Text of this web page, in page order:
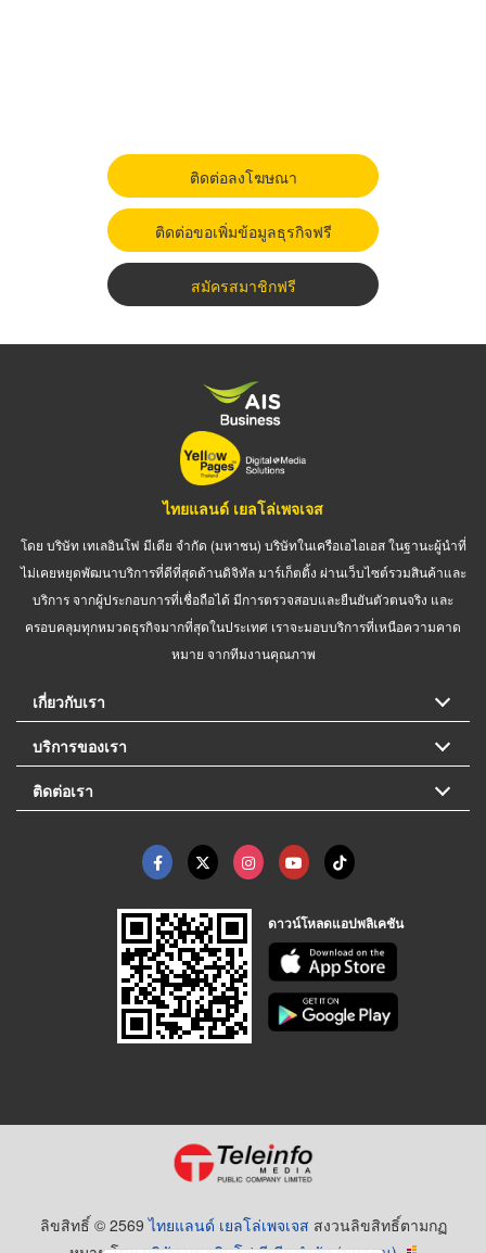
ติดต่อลงโฆษณา
ติดต่อขอเพิ่มข้อมูลธุรกิจฟรี
สมัครสมาชิกฟรี
ไทยแลนด์ เยลโล่เพจเจส
โดย บริษัท เทเลอินโฟ มีเดีย จำกัด (มหาชน) บริษัทในเครือเอไอเอส ในฐานะผู้นำที่
ไม่เคยหยุดพัฒนาบริการที่ดีที่สุดด้านดิจิทัล มาร์เก็ตติ้ง ผ่านเว็บไซต์รวมสินค้าและ
บริการ จากผู้ประกอบการที่เชื่อถือได้ มีการตรวจสอบและยืนยันตัวตนจริง และ
ครอบคลุมทุกหมวดธุรกิจมากที่สุดในประเทศ เราจะมอบบริการที่เหนือความคาด
หมาย จากทีมงานคุณภาพ
เกี่ยวกับเรา
บริการของเรา
ติดต่อเรา
ดาวน์โหลดแอปพลิเคชัน
ลิขสิทธิ์ © 2569ไทยแลนด์ เยลโล่เพจเจส สงวนลิขสิทธิ์ตามกฏ